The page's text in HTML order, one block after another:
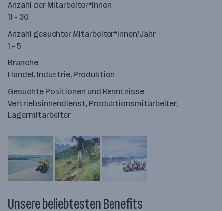
Anzahl der Mitarbeiter*innen
11 - 30
Anzahl gesuchter Mitarbeiter*innen/Jahr
1 - 5
Branche
Handel, Industrie, Produktion
Gesuchte Positionen und Kenntnisse
Vertriebsinnendienst, Produktionsmitarbeiter,
Lagermitarbeiter
Unsere beliebtesten Benefits